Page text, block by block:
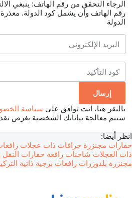
الرجاء التحقق من رقم الهاتف: ينبغي
رقم الهاتف وأن يشمل كود الدولة.
الدولة
بالنقر هنا، أنت توافق على سياسة
ستتم معالجة بياناتك الشخصية بغرض
انظر أيضا:
حفارات مجنزرة جرافات ذات عجلات
ذات العجلات شاحنات رافعة حفارات
مجنزرة بلدوزرات رافعات برجية ذاتية